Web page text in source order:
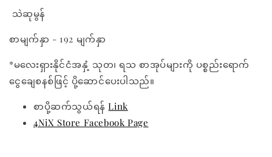
သဲဆုမွန်
စာမျက်နှာ - 192 မျက်နှာ
*မလေးရှားနိုင်ငံအနှံ့ သုတ၊ ရသ စာအုပ်များကို ပစ္စည်းရောက်
ငွေချေစနစ်ဖြင့် ပို့ဆောင်ပေးပါသည်။
စာပို့ဆက်သွယ်ရန်Link
4NiX Store Facebook Page